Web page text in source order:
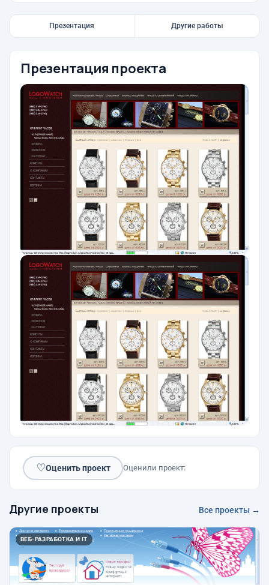
Презентация Другие работы
Презентация проекта
♡Оценить проект Оценили проект:
Другие проекты Все проекты →
ВЕБ-РАЗРАБОТКА И IT